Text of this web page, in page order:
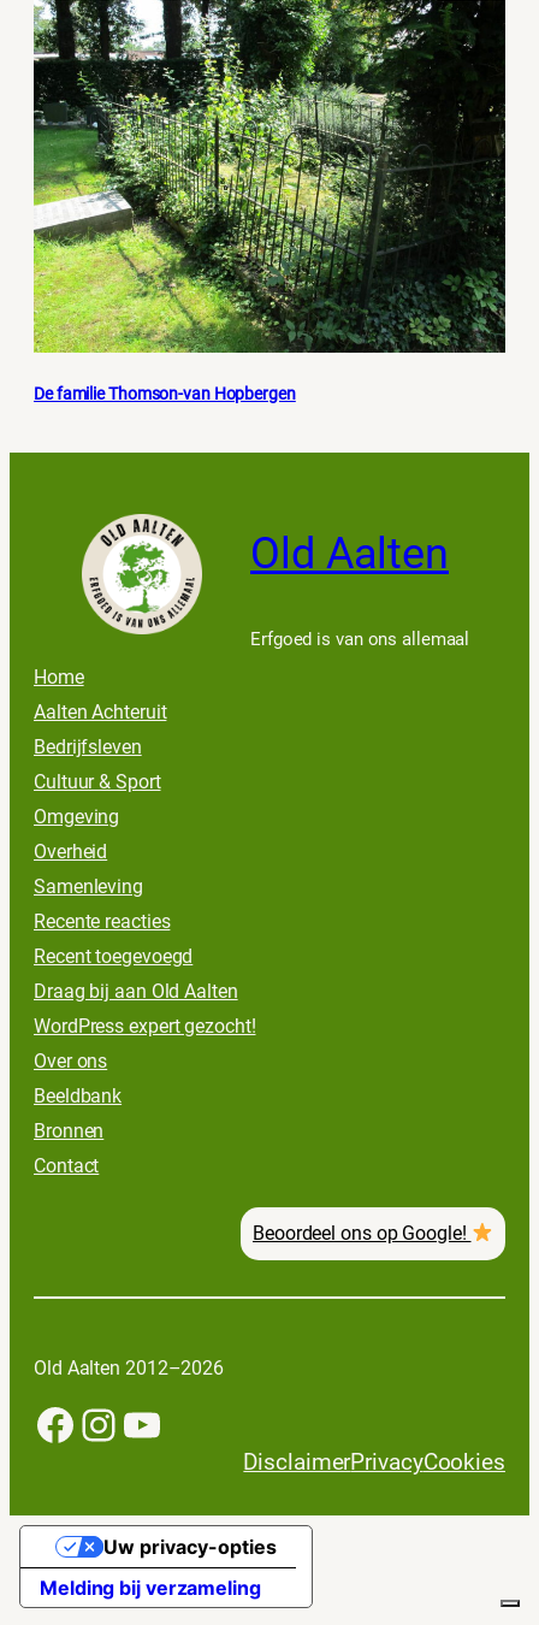
De familie Thomson-van Hopbergen
Old Aalten
Erfgoed is van ons allemaal
Home
Aalten Achteruit
Bedrijfsleven
Cultuur & Sport
Omgeving
Overheid
Samenleving
Recente reacties
Recent toegevoegd
Draag bij aan Old Aalten
WordPress expert gezocht!
Over ons
Beeldbank
Bronnen
Contact
Beoordeel ons op Google!
Old Aalten 2012–2026
Facebook InstagramYouTube
DisclaimerPrivacyCookies
Melding bij verzameling
Uw privacy-opties